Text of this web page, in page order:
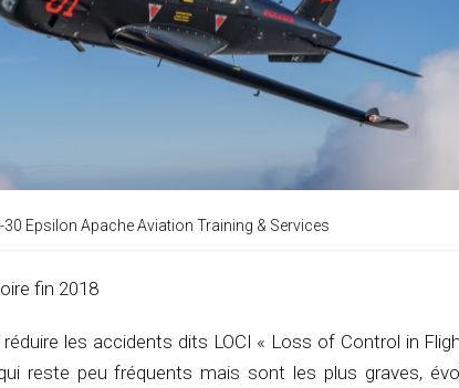
30 Epsilon Apache Aviation Training & Services
fin 2018
les accidents dits LOCI « Loss of Control in
reste peu fréquents mais sont les plus graves,